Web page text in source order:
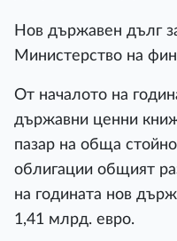
Нов държавен дълг
Министерство на
От началото на
държавни ценни
пазар на обща
облигации общият
на годината нов
1,41 млрд. евро.